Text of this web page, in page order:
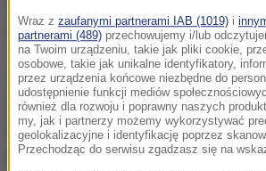
Piotrkowskiej w Łodzi mężczyznę,
40-latek podszedł do pracownika
jego uwagę.W tym czasie 4-letnia
wyniosła z salonu dwa ukulele.
poszukiwani.
Wraz z zaufanymi partnerami IAB (1019) i
partnerami (489) przechowujemy i/lub
na Twoim urządzeniu, takie jak pliki cookie,
osobowe, takie jak unikalne identyfikatory,
przez urządzenia końcowe niezbędne do
udostępnienie funkcji mediów
również dla rozwoju i poprawny naszych
my, jak i partnerzy możemy wykorzystywać
geolokalizacyjne i identyfikację poprzez
Przechodząc do serwisu zgadzasz się na